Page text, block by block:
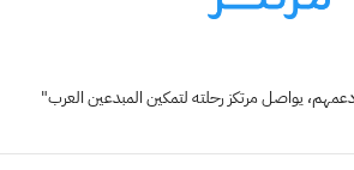
يواصل مرتكز رحلته لتمكين المبدعين العرب"